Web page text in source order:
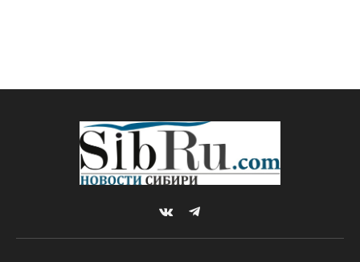
VKontakteTelegram